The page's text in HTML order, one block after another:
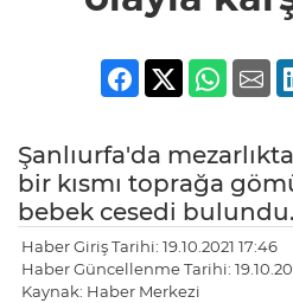
Şanlıurfa'da
bir kısmı toprağa
bebek cesedi bulundu.
Haber Giriş Tarihi: 19.10.2021 17:46
Haber Güncellenme Tarihi:
Kaynak: Haber Merkezi